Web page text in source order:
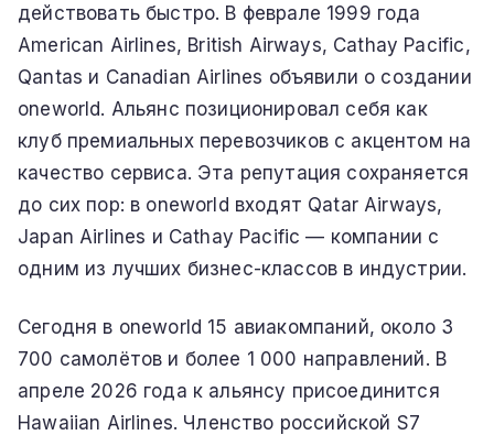
действовать быстро. В феврале 1999 года
American Airlines, British Airways, Cathay Pacific,
Qantas и Canadian Airlines объявили о создании
oneworld. Альянс позиционировал себя как
клуб премиальных перевозчиков с акцентом на
качество сервиса. Эта репутация сохраняется
до сих пор: в oneworld входят Qatar Airways,
Japan Airlines и Cathay Pacific — компании с
одним из лучших бизнес-классов в индустрии.
Сегодня в oneworld 15 авиакомпаний, около 3
700 самолётов и более 1 000 направлений. В
апреле 2026 года к альянсу присоединится
Hawaiian Airlines. Членство российской S7